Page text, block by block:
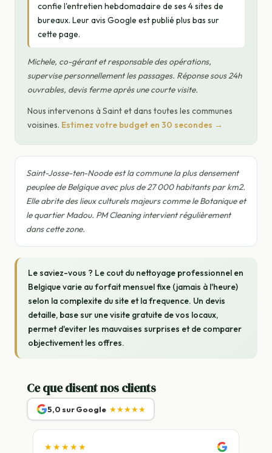
confie l'entretien hebdomadaire de ses 4 sites de
bureaux. Leur avis Google est publié plus bas sur
cette page.
Michele, co-gérant et responsable des opérations,
supervise personnellement les passages. Réponse sous 24h
ouvrables, devis ferme après une courte visite.
Nous intervenons à Saint et dans toutes les communes
voisines. Estimez votre budget en 30 secondes →
Saint-Josse-ten-Noode est la commune la plus densement
peuplee de Belgique avec plus de 27 000 habitants par km2.
Elle abrite des lieux culturels majeurs comme le Botanique et
le quartier Madou. PM Cleaning intervient régulièrement
dans cette zone.
Le saviez-vous ? Le cout du nettoyage professionnel en
Belgique varie au forfait mensuel fixe (jamais à l'heure)
selon la complexite du site et la frequence. Un devis
detaille, base sur une visite gratuite de vos locaux,
permet d'eviter les mauvaises surprises et de comparer
objectivement les offres.
Ce que disent nos clients
5,0 sur Google ★★★★★
★★★★★